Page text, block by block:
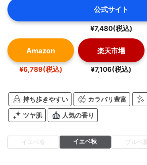
公式サイト
¥7,480(税込)
Amazon
¥6,789(税込)
楽天市場
¥7,106(税込)
持ち歩きやすい カラバリ豊富
ツヤ肌 人気の香り
イエベ春 イエベ秋 ブルベ夏